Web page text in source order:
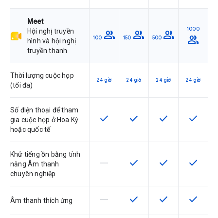
Meet
Hội nghị truyền
hình và hội nghị
truyền thanh
100 group 150 group 500 group 1000
group
Thời lượng cuộc họp
(tối đa)
24 giờ 24 giờ 24 giờ 24 giờ
Số điện thoại để tham
gia cuộc họp ở Hoa Kỳ
hoặc quốc tế
SKU có hỗ trợ tính năng này
check SKU có hỗ trợ tính năng
check SKU có hỗ trợ
check SKU có
check
Khử tiếng ồn bằng tính
năng Âm thanh
chuyên nghiệp
SKU này không hỗ trợ tính năng này
horizontal_rule SKU có hỗ trợ tính năng
check SKU có hỗ trợ
check SKU có
check
Âm thanh thích ứng SKU này không hỗ trợ tính năng này
horizontal_rule SKU có hỗ trợ tính năng
check SKU có hỗ trợ
check SKU có
check